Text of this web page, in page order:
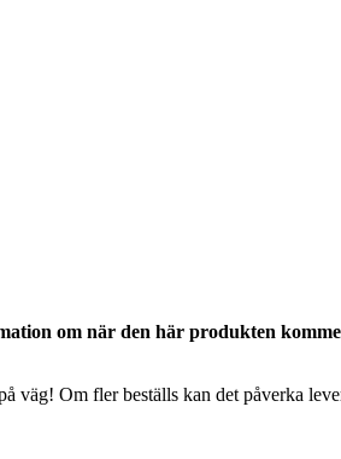
om när den här produkten
väg! Om fler beställs kan det påverka